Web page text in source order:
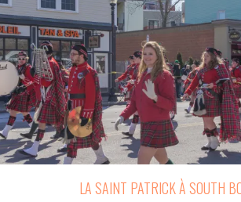
LA SAINT PATRICK À SOUTH